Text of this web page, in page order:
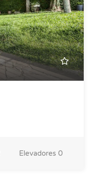
Elevadores 0